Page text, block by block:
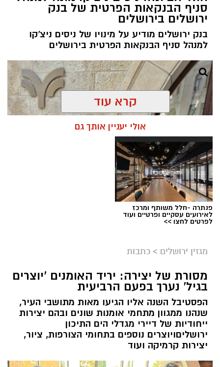
סניף הבנקאות הפרטית של בנק
ירושלים בירושלים
בנק ירושלים מודיע על מינויו של ניסים ניצ'קו
למנהל סניף הבנקאות הפרטית בירושלים
ניסים ניצ'קו . קרדיט צילום - פרטי
תגים: בנק ירושלים
ניצ'קו נימ נה עם מי שהקימו את פעילות הבנקאות
הפרטית של הבנק בירושלים, ועתה
אותה בתקופה של צמיחה והרחבת הפעילות.
בתפקידו האחרון הוא ניהלאת סניף הבנקאות
הפרטית של הבנק בתל אביב.
קרא עוד
אולי יעניין אותך גם
פנתרה -חלל משותף ומרכז
לאירועים עסקיים ופרטיים ועוד
לפרטים לחצו >>
מגזין ירושלים > כתבות
מסורת של יצירה: יריד האומנים 'יוצרים
בגיל' נערך בפעם הרביעית
הפסטיבל השנה אליו הגיעו מאות מתושבי העיר,
שנהנו ממגוון מתחמי אומנות שונים ובהם יצירות
ייחודיות של דיירי מגדלי הים התיכון
ירושליםויוצרים נוספים בתחומי הצורפות, ציור,
יצירות קרמיקה ועוד